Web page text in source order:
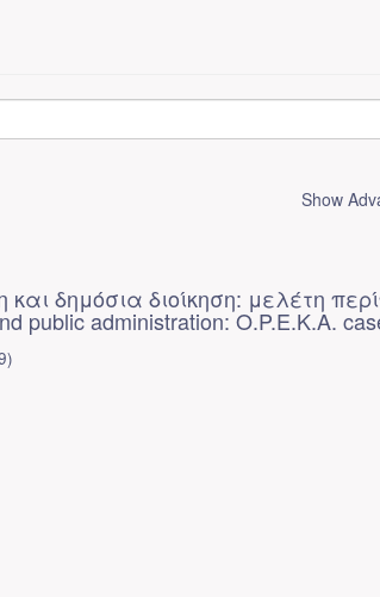
Show
και δημόσια διοίκηση: μελέτη
public administration: O.P.E.K.A.
)